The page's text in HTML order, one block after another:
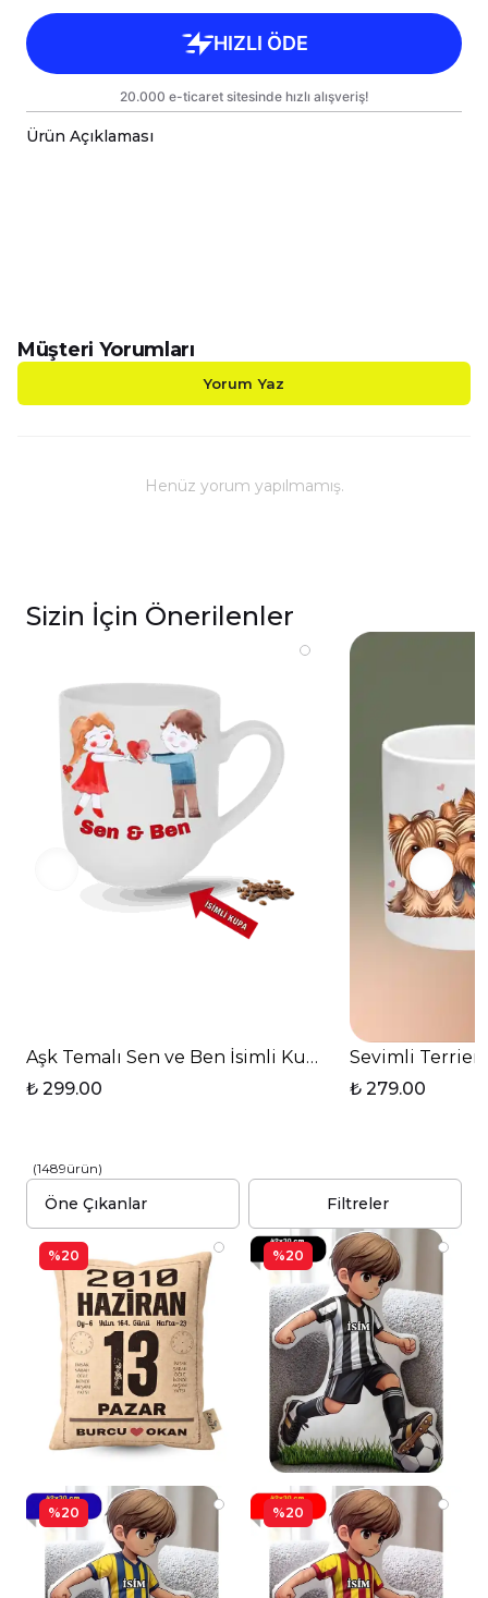
Ürün Açıklaması
Müşteri Yorumları
Yorum Yaz
Henüz yorum yapılmamış.
Sizin İçin Önerilenler
Aşk Temalı Sen ve Ben İsimli Kupa Kalpli Baskılı
₺ 299.00
Sevimli Terrier
₺ 279.00
(1489ürün)
Filtreler
%20 %20
%20 %20